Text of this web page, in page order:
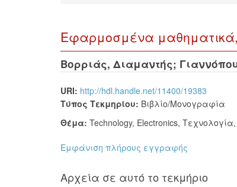
Εφαρμοσμένα μαθηματικά,
Βορριάς, Διαμαντής;
URI: http://hdl.handle.net/11400/19383
Τύπος Τεκμηρίου: Βιβλίο/Μονογραφία
Θέμα: Technology, Electronics, Τεχνολογία,
Εμφάνιση πλήρους εγγραφής
Αρχεία σε αυτό το τεκμήριο